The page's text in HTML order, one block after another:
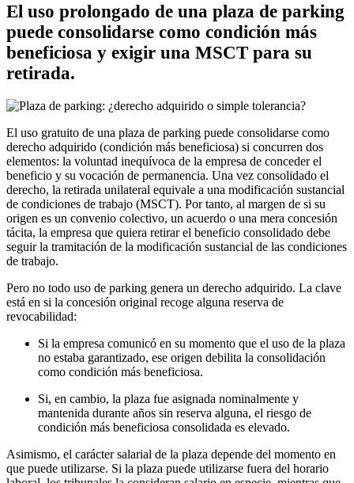
El uso prolongado de una plaza de parking
puede consolidarse como condición más
beneficiosa y exigir una MSCT para su
retirada.
El uso gratuito de una plaza de parking puede consolidarse como
derecho adquirido (condición más beneficiosa) si concurren dos
elementos: la voluntad inequívoca de la empresa de conceder el
beneficio y su vocación de permanencia. Una vez consolidado el
derecho, la retirada unilateral equivale a una modificación sustancial
de condiciones de trabajo (MSCT). Por tanto, al margen de si su
origen es un convenio colectivo, un acuerdo o una mera concesión
tácita, la empresa que quiera retirar el beneficio consolidado debe
seguir la tramitación de la modificación sustancial de las condiciones
de trabajo.
Pero no todo uso de parking genera un derecho adquirido. La clave
está en si la concesión original recoge alguna reserva de
revocabilidad:
Si la empresa comunicó en su momento que el uso de la plaza
no estaba garantizado, ese origen debilita la consolidación
como condición más beneficiosa.
Si, en cambio, la plaza fue asignada nominalmente y
mantenida durante años sin reserva alguna, el riesgo de
condición más beneficiosa consolidada es elevado.
Asimismo, el carácter salarial de la plaza depende del momento en
que puede utilizarse. Si la plaza puede utilizarse fuera del horario